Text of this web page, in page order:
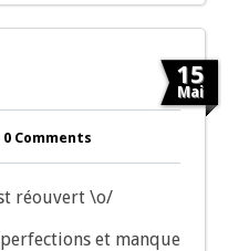
0 Comments
réou­vert \o/
et manque
15
Mai